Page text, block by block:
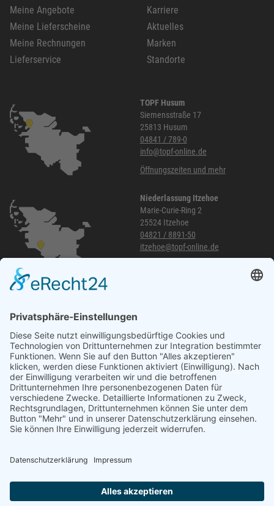
Meine Angebote
Meine Lieferscheine
Meine Rechnungen
Lieferservice
Karriere
Aktuelles
Marken
Standorte
TOPF Husum
Siemensstraße 17
25813 Husum
04841 / 789-0
info@topf-online.de
Öffnungszeiten und mehr
Niederlassung Itzehoe
Marie-Curie-Ring 2
25524 Itzehoe
04821 / 8891-50
itzehoe@topf-online.de
040 / 21 04 04 04-04
glinde@topf-online.de
Öffnungszeiten und mehr